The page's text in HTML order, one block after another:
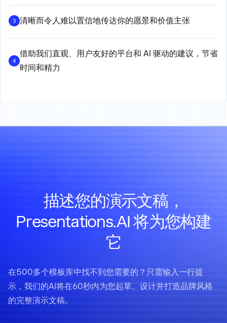
3 清晰而令人难以置信地传达你的愿景和价值主张
4
借助我们直观、用户友好的平台和 AI 驱动的建议，节省
时间和精力
描述您的演示文稿，
Presentations.AI 将为您构建
它
在500多个模板库中找不到您需要的？只需输入一行提
示，我们的AI将在60秒内为您起草、设计并打造品牌风格
的完整演示文稿。